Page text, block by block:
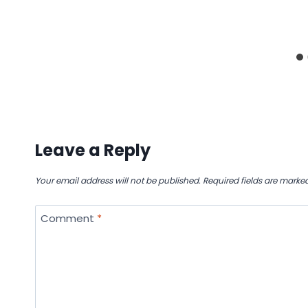
Leave a Reply
Your email address will not be published. Required fields are
Comment *